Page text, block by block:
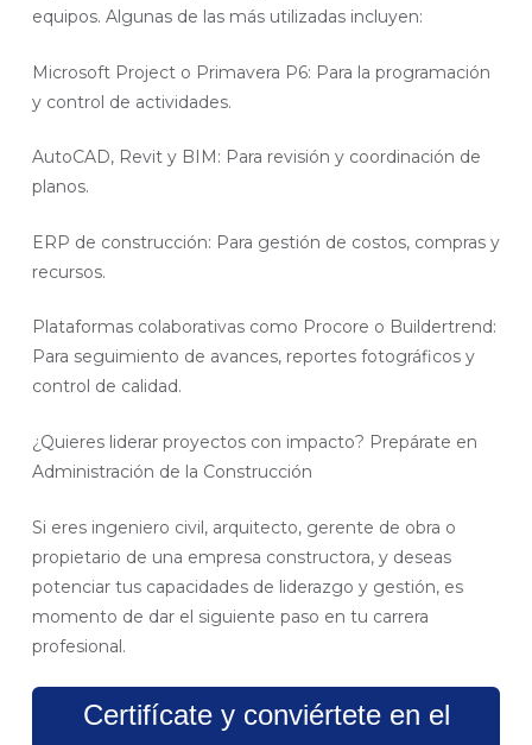
equipos. Algunas de las más utilizadas incluyen:
Microsoft Project o Primavera P6: Para la programación
y control de actividades.
AutoCAD, Revit y BIM: Para revisión y coordinación de
planos.
ERP de construcción: Para gestión de costos, compras y
recursos.
Plataformas colaborativas como Procore o Buildertrend:
Para seguimiento de avances, reportes fotográficos y
control de calidad.
¿Quieres liderar proyectos con impacto? Prepárate en
Administración de la Construcción
Si eres ingeniero civil, arquitecto, gerente de obra o
propietario de una empresa constructora, y deseas
potenciar tus capacidades de liderazgo y gestión, es
momento de dar el siguiente paso en tu carrera
profesional.
Certifícate y conviértete en el